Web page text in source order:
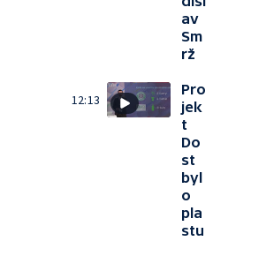
av
Sm
rž
12:13
Pro
jek
t
Do
st
byl
o
pla
stu